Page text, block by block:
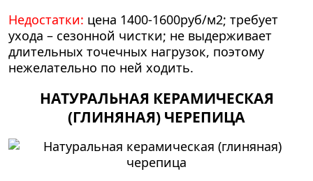
Недостатки: цена 1400-1600руб/м2; требует
ухода – сезонной чистки; не выдерживает
длительных точечных нагрузок, поэтому
нежелательно по ней ходить.
НАТУРАЛЬНАЯ КЕРАМИЧЕСКАЯ
(ГЛИНЯНАЯ) ЧЕРЕПИЦА